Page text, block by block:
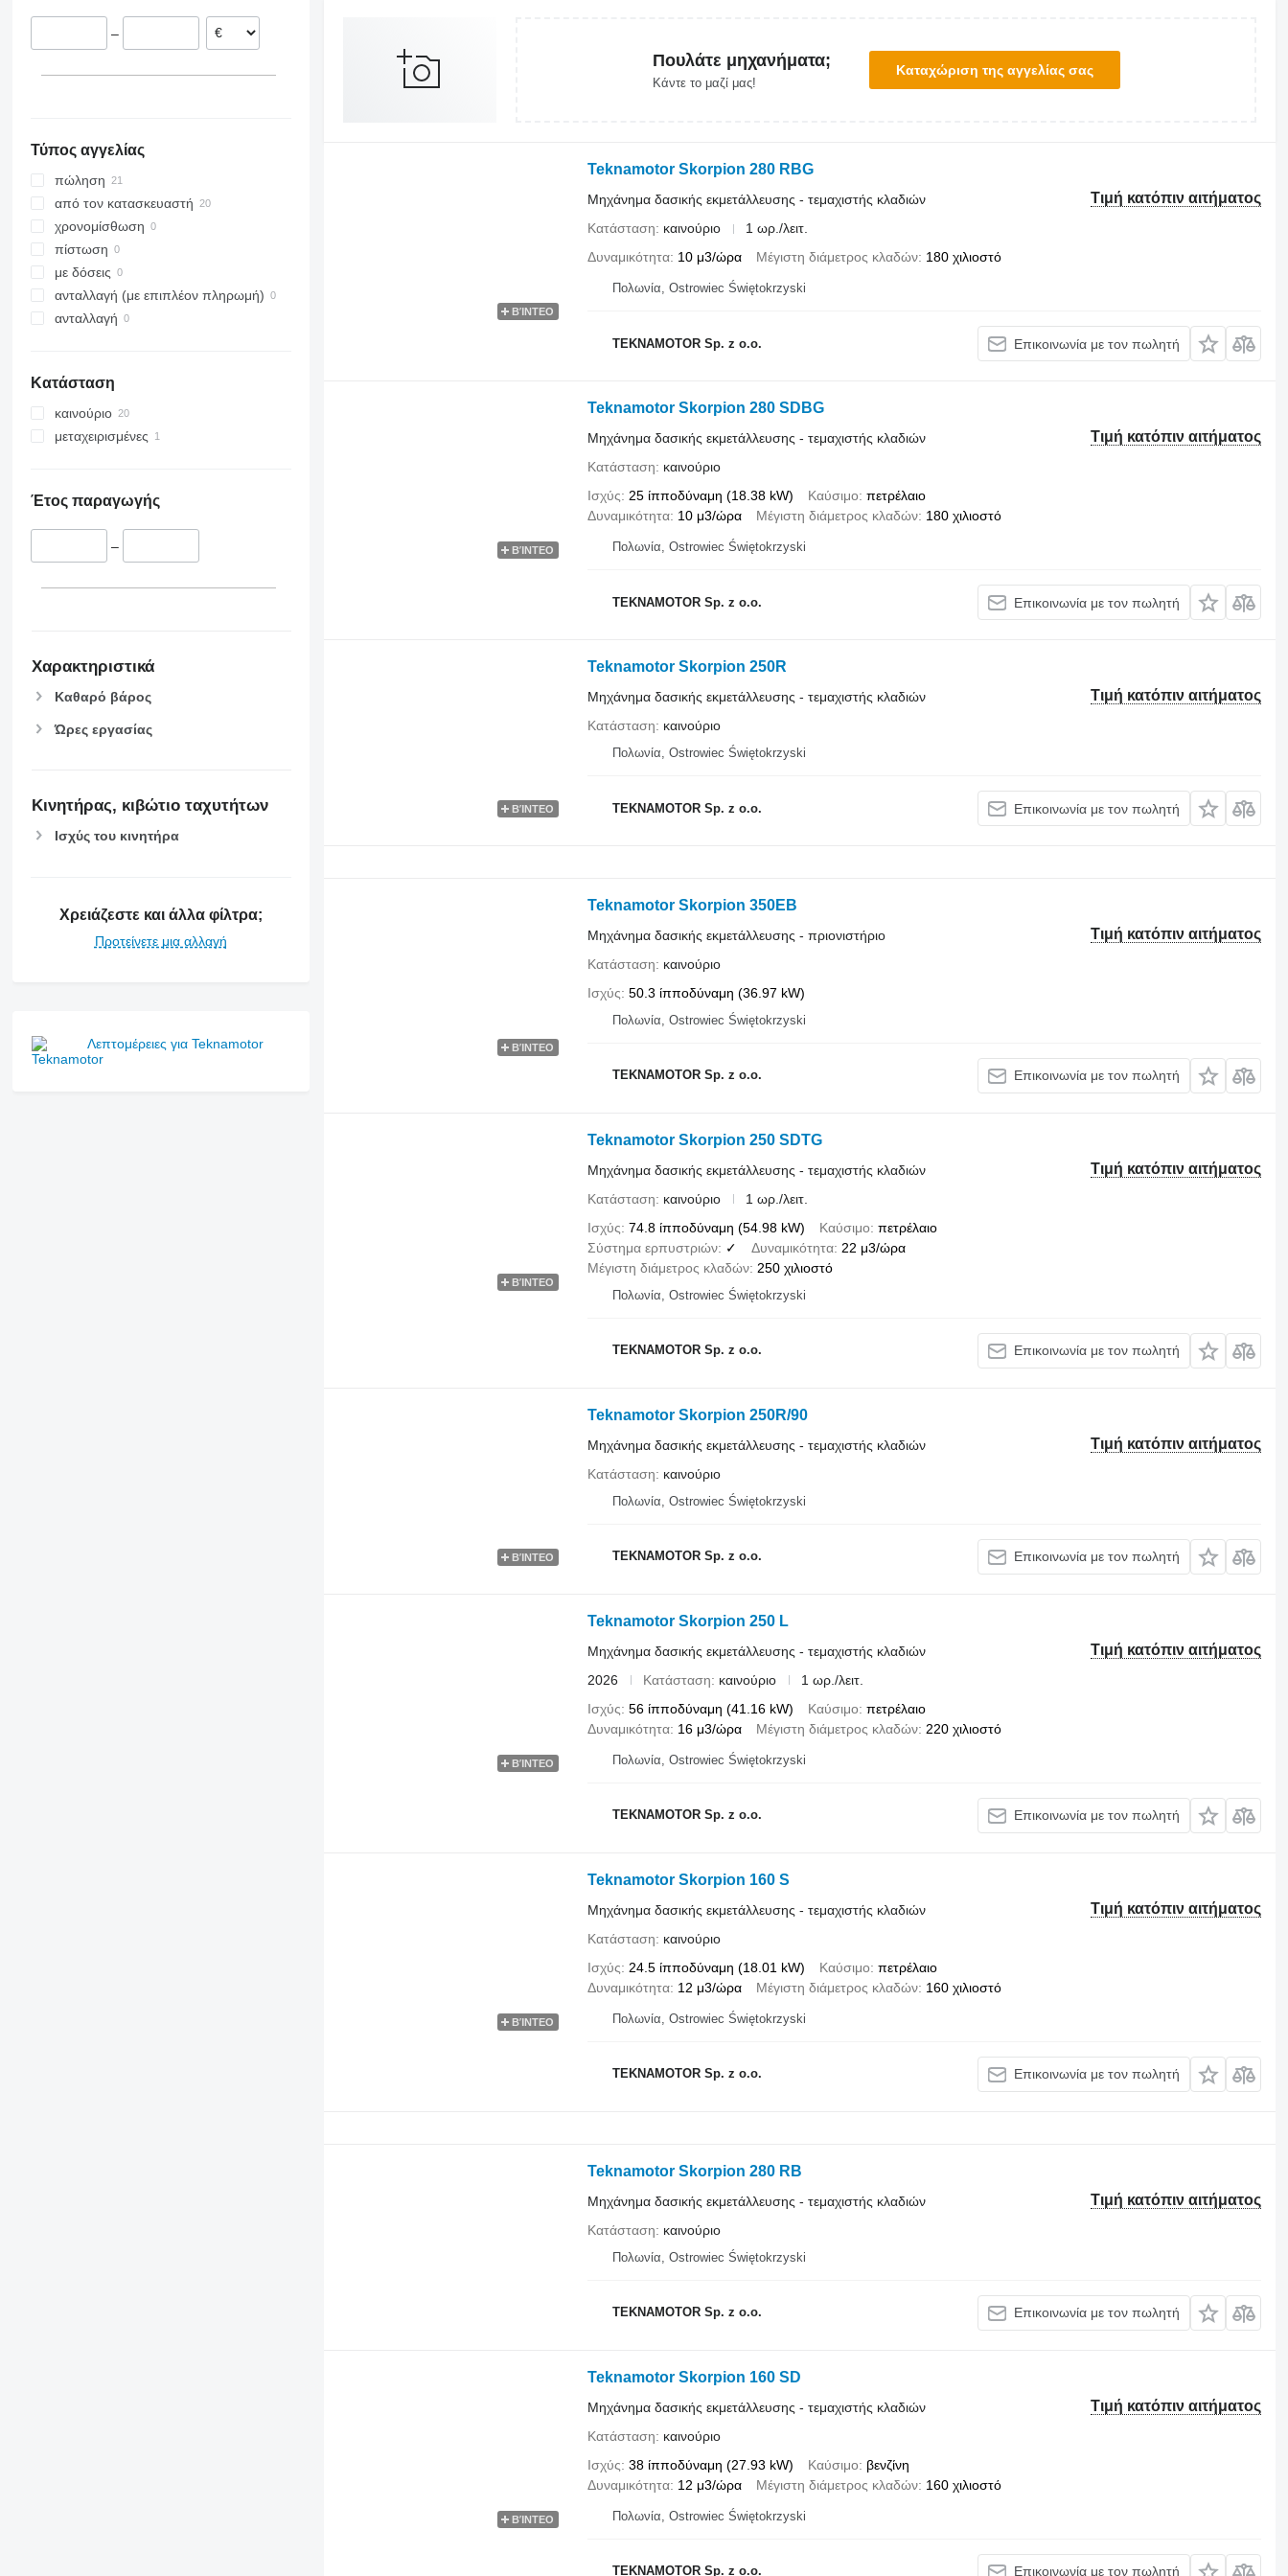
–
Τύπος αγγελίας
πώληση
από τον κατασκευαστή
χρονομίσθωση
πίστωση
με δόσεις
ανταλλαγή (με επιπλέον πληρωμή)
ανταλλαγή
Κατάσταση
καινούριο
μεταχειρισμένες
Έτος παραγωγής
–
Χαρακτηριστικά
Καθαρό βάρος
Ώρες εργασίας
Κινητήρας, κιβώτιο ταχυτήτων
Ισχύς του κινητήρα
Χρειάζεστε και άλλα φίλτρα;
Προτείνετε μια αλλαγή
Λεπτομέρειες για Teknamotor
Πουλάτε μηχανήματα;
Κάντε το μαζί μας!
Καταχώριση της αγγελίας σας
ΒΊΝΤΕΟ
Teknamotor Skorpion 280 RBG
Τιμή κατόπιν αιτήματος
Μηχάνημα δασικής εκμετάλλευσης - τεμαχιστής κλαδιών
Κατάσταση
καινούριο
1 ωρ./λειτ.
Δυναμικότητα 10 μ3/ώρα Μέγιστη διάμετρος κλαδών 180 χιλιοστό
Πολωνία, Ostrowiec Świętokrzyski
TEKNAMOTOR Sp. z o.o. Επικοινωνία με τον πωλητή
ΒΊΝΤΕΟ
Teknamotor Skorpion 280 SDBG
Τιμή κατόπιν αιτήματος
Μηχάνημα δασικής εκμετάλλευσης - τεμαχιστής κλαδιών
Κατάσταση
καινούριο
Ισχύς
25 ίπποδύναμη (18.38 kW) Καύσιμο πετρέλαιο
Δυναμικότητα 10 μ3/ώρα Μέγιστη διάμετρος κλαδών 180 χιλιοστό
Πολωνία, Ostrowiec Świętokrzyski
TEKNAMOTOR Sp. z o.o. Επικοινωνία με τον πωλητή
ΒΊΝΤΕΟ
Teknamotor Skorpion 250R
Τιμή κατόπιν αιτήματος
Μηχάνημα δασικής εκμετάλλευσης - τεμαχιστής κλαδιών
Κατάσταση
καινούριο
Πολωνία, Ostrowiec Świętokrzyski
TEKNAMOTOR Sp. z o.o. Επικοινωνία με τον πωλητή
ΒΊΝΤΕΟ
Teknamotor Skorpion 350EB
Τιμή κατόπιν αιτήματος
Μηχάνημα δασικής εκμετάλλευσης - πριονιστήριο
Κατάσταση
καινούριο
Ισχύς 50.3 ίπποδύναμη (36.97 kW)
Πολωνία, Ostrowiec Świętokrzyski
TEKNAMOTOR Sp. z o.o. Επικοινωνία με τον πωλητή
ΒΊΝΤΕΟ
Teknamotor Skorpion 250 SDTG
Τιμή κατόπιν αιτήματος
Μηχάνημα δασικής εκμετάλλευσης - τεμαχιστής κλαδιών
Κατάσταση
καινούριο
1 ωρ./λειτ.
Ισχύς 74.8 ίπποδύναμη (54.98 kW) Καύσιμο πετρέλαιο
Σύστημα ερπυστριών
✓ Δυναμικότητα 22 μ3/ώρα
Μέγιστη διάμετρος κλαδών 250 χιλιοστό
Πολωνία, Ostrowiec Świętokrzyski
TEKNAMOTOR Sp. z o.o. Επικοινωνία με τον πωλητή
ΒΊΝΤΕΟ
Teknamotor Skorpion 250R/90
Τιμή κατόπιν αιτήματος
Μηχάνημα δασικής εκμετάλλευσης - τεμαχιστής κλαδιών
Κατάσταση
καινούριο
Πολωνία, Ostrowiec Świętokrzyski
TEKNAMOTOR Sp. z o.o. Επικοινωνία με τον πωλητή
ΒΊΝΤΕΟ
Teknamotor Skorpion 250 L
Τιμή κατόπιν αιτήματος
Μηχάνημα δασικής εκμετάλλευσης - τεμαχιστής κλαδιών
2026
Κατάσταση καινούριο
1 ωρ./λειτ.
Ισχύς 56 ίπποδύναμη (41.16 kW) Καύσιμο πετρέλαιο
Δυναμικότητα 16 μ3/ώρα Μέγιστη διάμετρος κλαδών 220 χιλιοστό
Πολωνία, Ostrowiec Świętokrzyski
TEKNAMOTOR Sp. z o.o. Επικοινωνία με τον πωλητή
ΒΊΝΤΕΟ
Teknamotor Skorpion 160 S
Τιμή κατόπιν αιτήματος
Μηχάνημα δασικής εκμετάλλευσης - τεμαχιστής κλαδιών
Κατάσταση
καινούριο
Ισχύς
24.5 ίπποδύναμη (18.01 kW) Καύσιμο πετρέλαιο
Δυναμικότητα 12 μ3/ώρα Μέγιστη διάμετρος κλαδών 160 χιλιοστό
Πολωνία, Ostrowiec Świętokrzyski
TEKNAMOTOR Sp. z o.o. Επικοινωνία με τον πωλητή
Teknamotor Skorpion 280 RB
Τιμή κατόπιν αιτήματος
Μηχάνημα δασικής εκμετάλλευσης - τεμαχιστής κλαδιών
Κατάσταση
καινούριο
Πολωνία, Ostrowiec Świętokrzyski
TEKNAMOTOR Sp. z o.o. Επικοινωνία με τον πωλητή
ΒΊΝΤΕΟ
Teknamotor Skorpion 160 SD
Τιμή κατόπιν αιτήματος
Μηχάνημα δασικής εκμετάλλευσης - τεμαχιστής κλαδιών
Κατάσταση
καινούριο
Ισχύς 38 ίπποδύναμη (27.93 kW) Καύσιμο
βενζίνη
Δυναμικότητα 12 μ3/ώρα Μέγιστη διάμετρος κλαδών 160 χιλιοστό
Πολωνία, Ostrowiec Świętokrzyski
TEKNAMOTOR Sp. z o.o. Επικοινωνία με τον πωλητή